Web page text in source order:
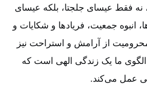
فقط عیسای جلجتا، بلکه عیسای
انبوه جمعیت، فریادها و شکایات و
از آرامش و استراحت نیز
ما یک زندگی الهی است که
عمل می‌کند.